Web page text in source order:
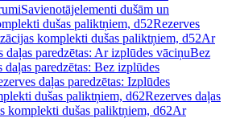
Savienotājelementi dušām un
dušas paliktņiem, d52Rezerves
komplekti dušas paliktņiem, d52Ar
daļas paredzētas: Ar izplūdes vāciņuBez
daļas paredzētas: Bez izplūdes
daļas paredzētas: Izplūdes
dušas paliktņiem, d62Rezerves daļas
komplekti dušas paliktņiem, d62Ar